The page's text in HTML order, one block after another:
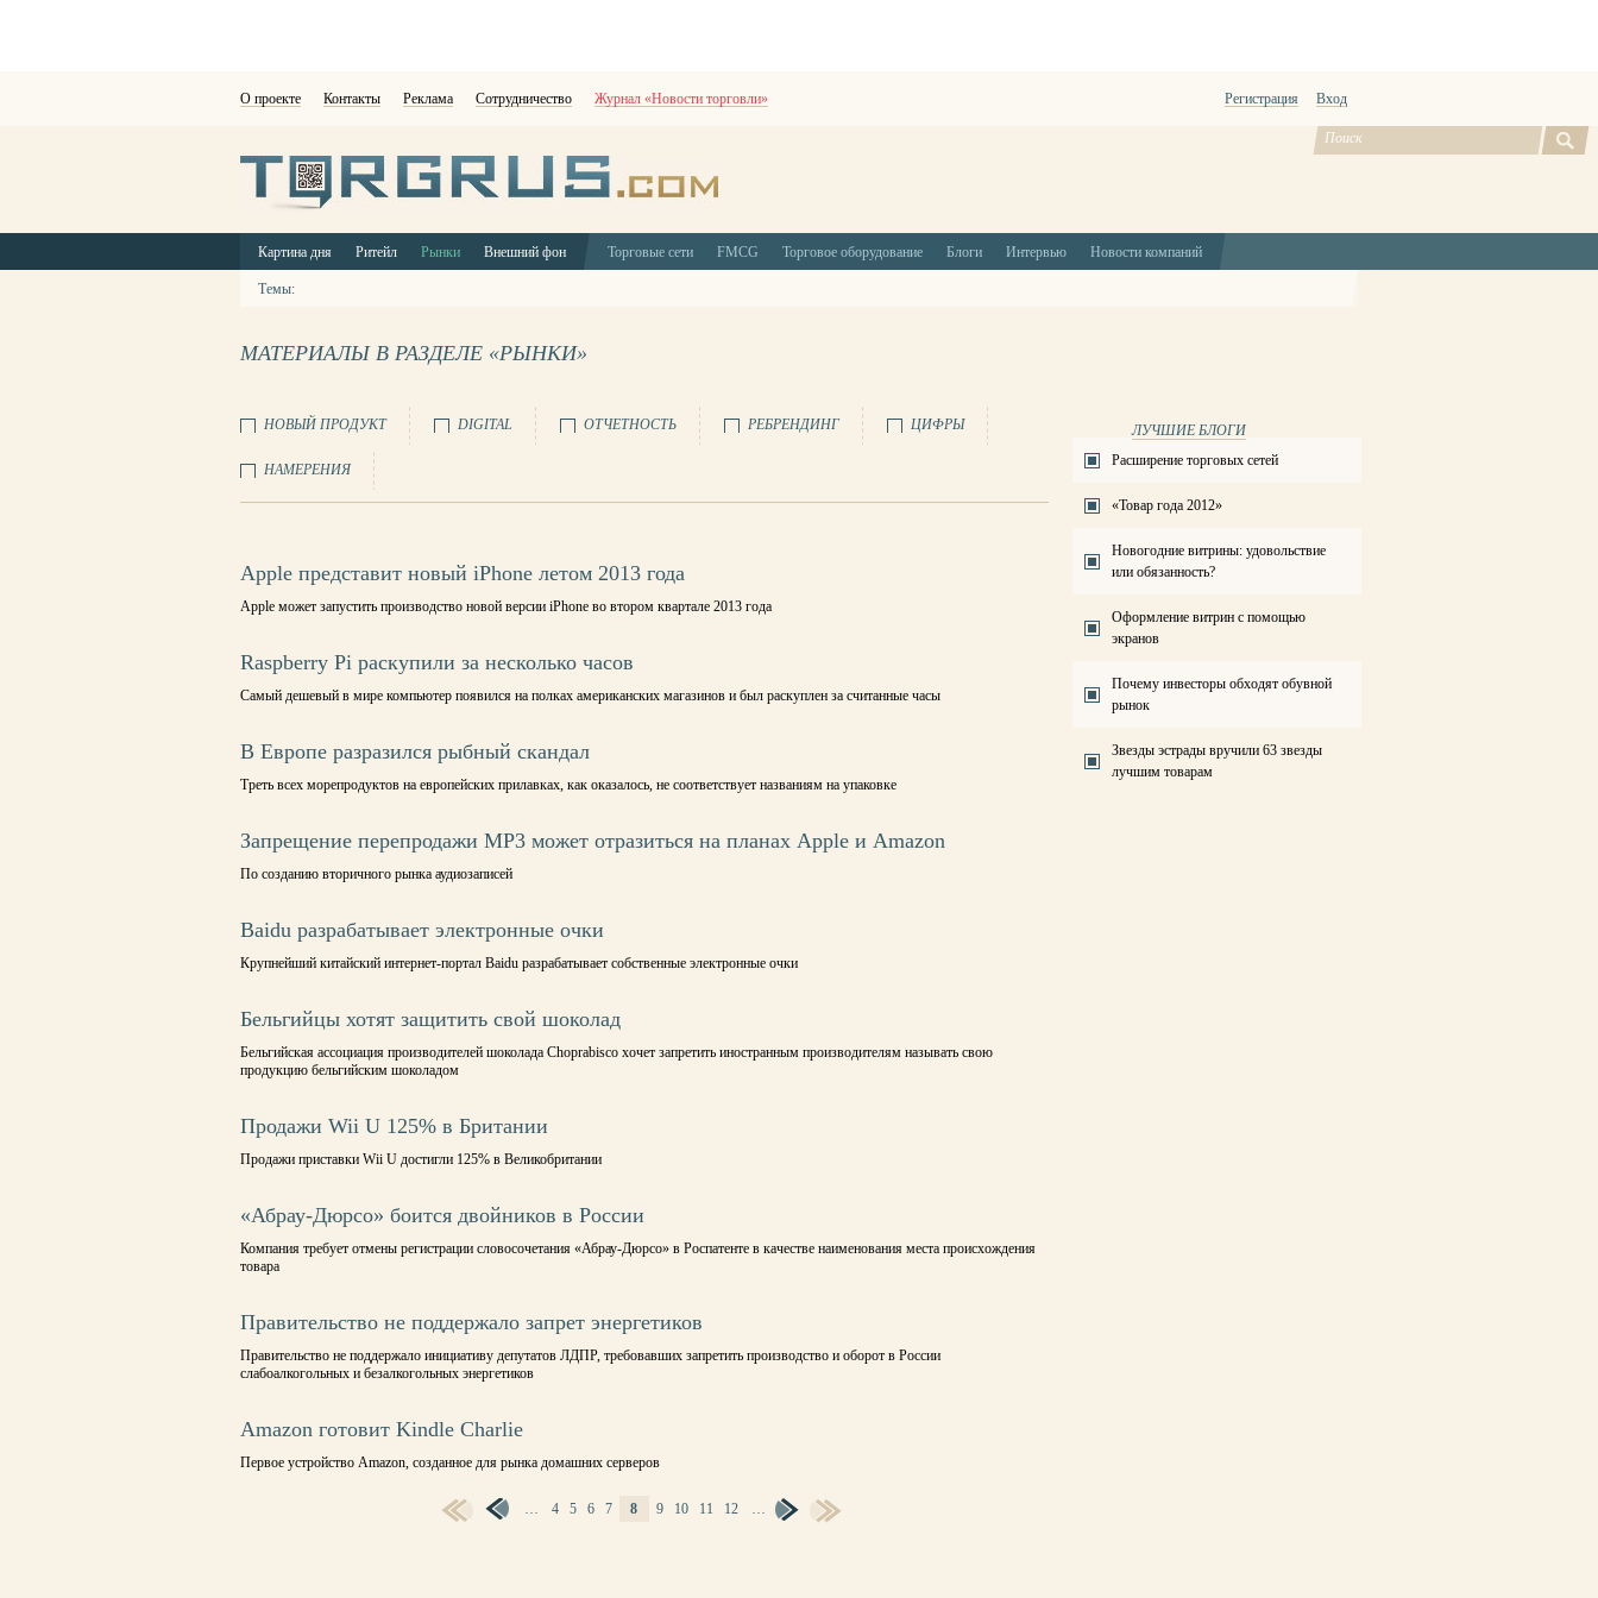
О проекте Контакты Реклама Сотрудничество Журнал «Новости торговли» Регистрация Вход
Картина дня Ритейл Рынки Внешний фон Торговые сети FMCG Торговое оборудование Блоги Интервью Новости компаний
Темы:
МАТЕРИАЛЫ В РАЗДЕЛЕ «РЫНКИ»
НОВЫЙ ПРОДУКТ DIGITAL ОТЧЕТНОСТЬ РЕБРЕНДИНГ ЦИФРЫ
НАМЕРЕНИЯ
Apple представит новый iPhone летом 2013 года
Apple может запустить производство новой версии iPhone во втором квартале 2013 года
Raspberry Pi раскупили за несколько часов
Самый дешевый в мире компьютер появился на полках американских магазинов и был раскуплен за считанные часы
В Европе разразился рыбный скандал
Треть всех морепродуктов на европейских прилавках, как оказалось, не соответствует названиям на упаковке
Запрещение перепродажи MP3 может отразиться на планах Apple и Amazon
По созданию вторичного рынка аудиозаписей
Baidu разрабатывает электронные очки
Крупнейший китайский интернет-портал Baidu разрабатывает собственные электронные очки
Бельгийцы хотят защитить свой шоколад
Бельгийская ассоциация производителей шоколада Choprabisco хочет запретить иностранным производителям называть свою
продукцию бельгийским шоколадом
Продажи Wii U 125% в Британии
Продажи приставки Wii U достигли 125% в Великобритании
«Абрау-Дюрсо» боится двойников в России
Компания требует отмены регистрации словосочетания «Абрау-Дюрсо» в Роспатенте в качестве наименования места происхождения
товара
Правительство не поддержало запрет энергетиков
Правительство не поддержало инициативу депутатов ЛДПР, требовавших запретить производство и оборот в России
слабоалкогольных и безалкогольных энергетиков
Amazon готовит Kindle Charlie
Первое устройство Amazon, созданное для рынка домашних серверов
… 4 5 6 7 8 9 10 11 12 …
ЛУЧШИЕ БЛОГИ
Расширение торговых сетей
«Товар года 2012»
Новогодние витрины: удовольствие
или обязанность?
Оформление витрин с помощью
экранов
Почему инвесторы обходят обувной
рынок
Звезды эстрады вручили 63 звезды
лучшим товарам